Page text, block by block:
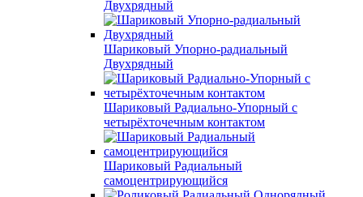
Двухрядный
Шариковый Упорно-радиальный
Двухрядный
Шариковый Радиально-Упорный с
четырёхточечным контактом
Шариковый Радиальный
самоцентрирующийся